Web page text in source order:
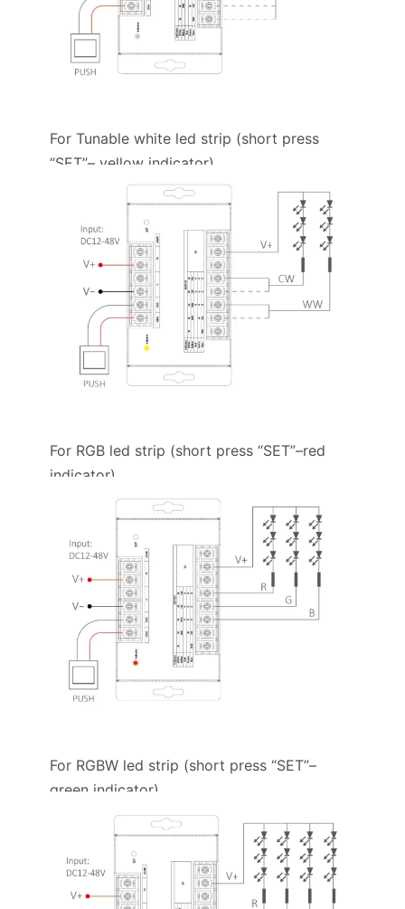
For Tunable white led strip (short press
“SET”– yellow indicator)
For RGB led strip (short press “SET”–red
indicator)
For RGBW led strip (short press “SET”–
green indicator)